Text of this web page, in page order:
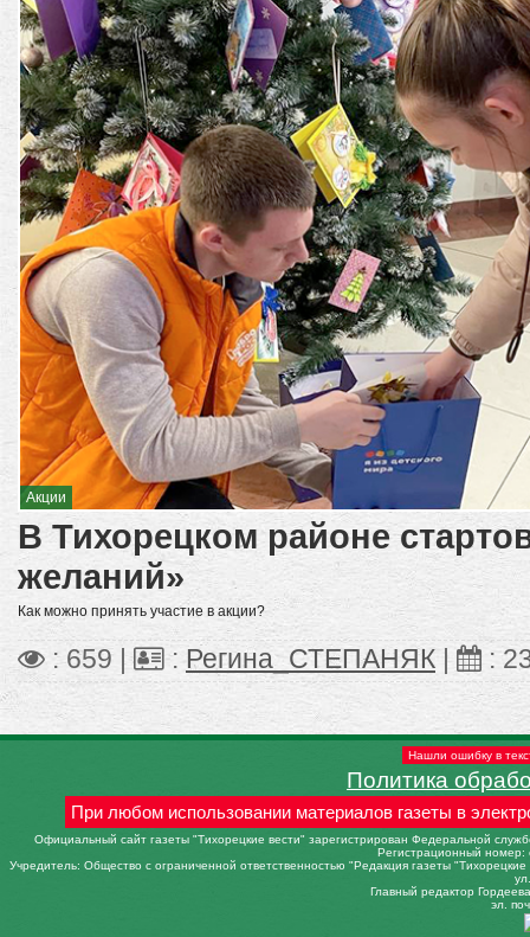
Акции
В Тихорецком районе
желаний»
Как можно принять участие в акции?
: 659 | : Регина_СТЕПАНЯК :
Нашли ошибку в
Политика
При любом использовании материалов газеты в
Официальный сайт газеты "Тихорецкие вести" зарегистрирован Федеральной
Регистрационный
Учредитель: Общество с ограниченной ответственностью "Редакция газеты
Главный редактор
эл.